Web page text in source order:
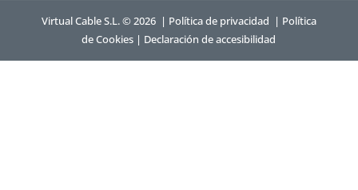
Virtual Cable S.L. © 2026 | Política de privacidad | Política
de Cookies | Declaración de accesibilidad